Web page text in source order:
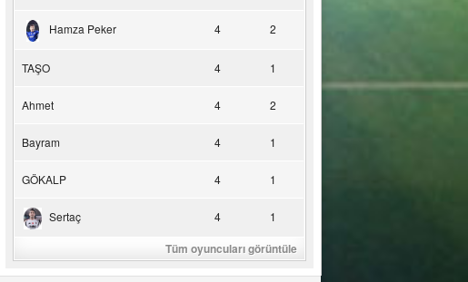
Hamza Peker 4 2
TAŞO 4 1
Ahmet 4 2
Bayram 4 1
GÖKALP 4 1
Sertaç 4 1
Tüm oyuncuları görüntüle